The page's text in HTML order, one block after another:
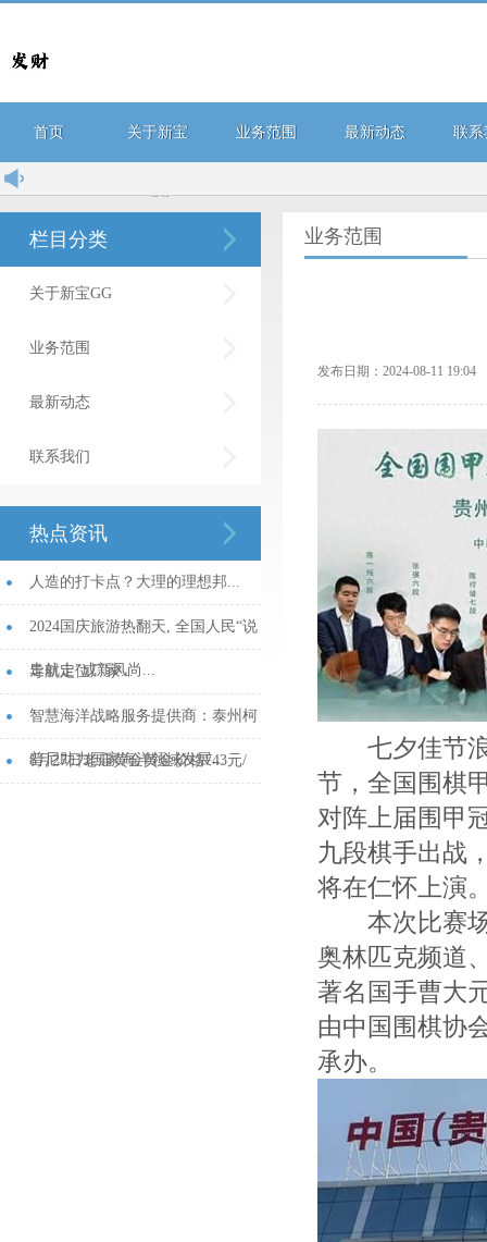
首页 关于新宝
GG
业务范围 最新动态 联系
栏目分类
关于新宝GG
业务范围
最新动态
联系我们
热点资讯
人造的打卡点？大理的理想邦...
2024国庆旅游热翻天, 全国人民“说
走就走”成新风尚...
导航定位厂家...
智慧海洋战略服务提供商：泰州柯
普尼助力国家海洋领域发展...
8月27日老庙黄金黄金价格743元/
业务范围
发布日期：2024-08-11
七夕佳节浪
节，全国围棋
对阵上届围甲
九段棋手出战
将在仁怀上演
本次比赛场
奥林匹克频道
著名国手曹大
由中国围棋协
承办。